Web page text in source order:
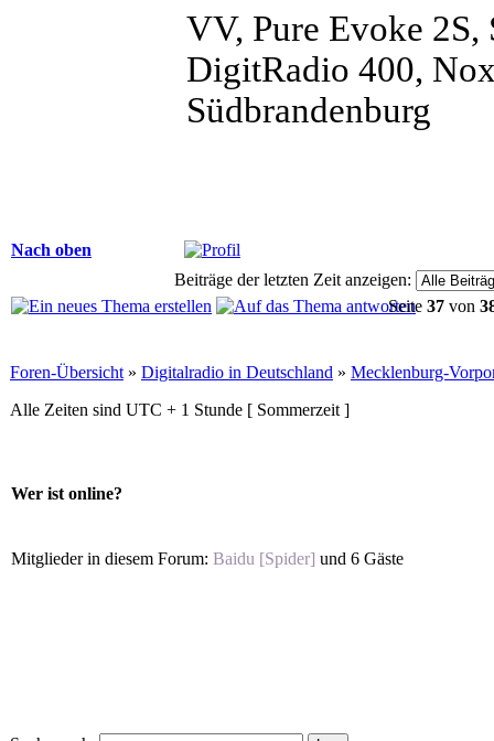
VV, Pure Evoke 2S,
DigitRadio 400,
Südbrandenburg
Nach oben
Beiträge der letzten Zeit anzeigen:
Seite 37 von
Foren-Übersicht » Digitalradio in Deutschland » Mecklenburg-
Alle Zeiten sind UTC + 1 Stunde [ Sommerzeit ]
Wer ist online?
Mitglieder in diesem Forum: Baidu [Spider] und 6 Gäste